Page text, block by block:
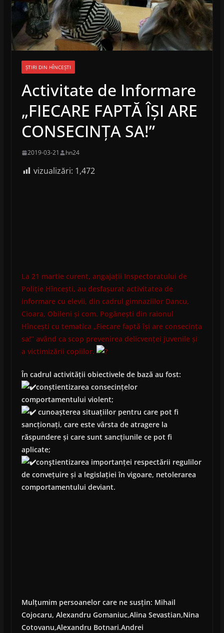
ȘTIRI DIN HÎNCEȘTI
Activitate de Informare
„FIECARE FAPTĂ ÎȘI ARE
CONSECINȚA SA!”
2019-03-21 hn24
vizualizări: 1,472
La 21 martie curent, angajații Inspectoratului de
Poliție Hîncești, au desfașurat activitatea de
informare cu elevii, din cadrul gimnaziilor Dancu,
Cioara, Obileni și com. Pogănești din raionul
Hîncești cu tematica „Fiecare faptă își are consecința
sa!” având ca scop prevenirea delicvenței juvenile și
a victimizării copiilor.
În cadrul activității obiectivele de bază au fost:
conștientizarea consecințelor
comportamentului violent;
cunoașterea situațiilor pentru care pot fi
sancționați, care este vârsta de atragere la
răspundere și care sunt sancțiunile ce pot fi
aplicate;
conştientizarea importanței respectării regulilor
de convețuire și a legislației în vigoare, netolerarea
comportamentului deviant.
Mulțumim persoanelor care ne susțin: Mihail
Cojocaru, Alexandru Gomaniuc,Alina Sevastian,Nina
Cotovanu,Alexandru Botnari.Andrei